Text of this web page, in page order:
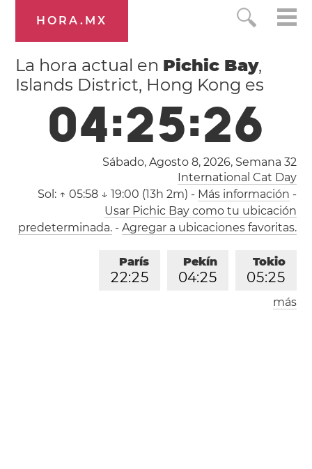
HORA.MX
La hora actual en Pichic Bay,
Islands District, Hong Kong es
04:25:27
Sábado, Agosto 8, 2026, Semana 32
International Cat Day
Sol: ↑ 05:58 ↓ 19:00 (13h 2m) - Más información -
Usar Pichic Bay como tu ubicación
predeterminada.- Agregar a ubicaciones favoritas.
Tokio
05:25
Pekín
04:25
París
22:25
Londres
más